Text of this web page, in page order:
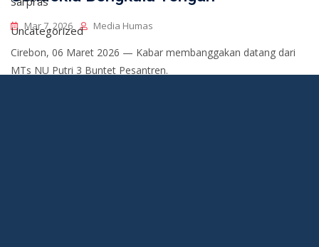
Mar 7, 2026 Media Humas
Cirebon, 06 Maret 2026 — Kabar membanggakan datang dari
MTs NU Putri 3 Buntet Pesantren.
Uncategorized